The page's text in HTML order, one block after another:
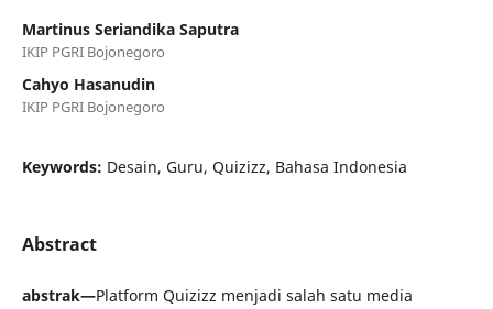
Martinus Seriandika Saputra
IKIP PGRI Bojonegoro
Cahyo Hasanudin
IKIP PGRI Bojonegoro
Keywords: Desain, Guru, Quizizz, Bahasa Indonesia
Abstract
abstrak—Platform Quizizz menjadi salah satu media